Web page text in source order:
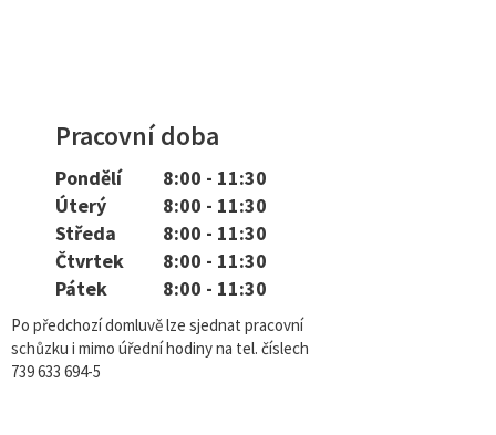
Pracovní doba
Pondělí
Úterý
Středa
Čtvrtek
Pátek
8:00 - 11:30
8:00 - 11:30
8:00 - 11:30
8:00 - 11:30
8:00 - 11:30
Po předchozí domluvě lze sjednat pracovní
schůzku i mimo úřední hodiny na tel. číslech
739 633 694-5